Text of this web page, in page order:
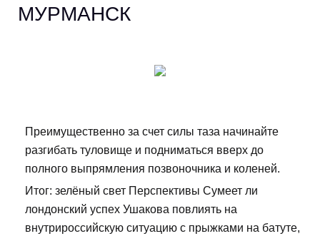
МУРМАНСК
Преимущественно за счет силы таза начинайте
разгибать туловище и подниматься вверх до
полного выпрямления позвоночника и коленей.
Итог: зелёный свет Перспективы Сумеет ли
лондонский успех Ушакова повлиять на
внутрироссийскую ситуацию с прыжками на батуте,